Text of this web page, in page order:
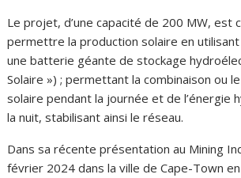
Le projet, d’une capacité de 200 MW, est
permettre la production solaire en
une batterie géante de stockage
Solaire ») ; permettant la combinaison ou
solaire pendant la journée et de l’énergie
la nuit, stabilisant ainsi le réseau.
Dans sa récente présentation au Mining
février 2024 dans la ville de Cape-Town